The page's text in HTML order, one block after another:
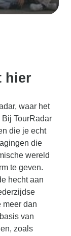
hier
waar het
TourRadar
die je echt
die
wereld
te geven.
hecht aan
meer dan
van
zoals